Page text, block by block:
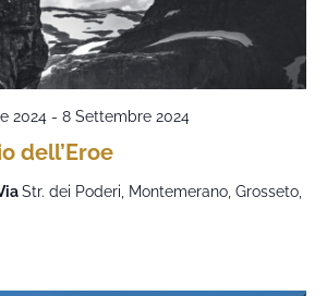
dell’Eroe
2024- 8 Settembre 2024
Str. dei Poderi, Montemerano, Grosseto,